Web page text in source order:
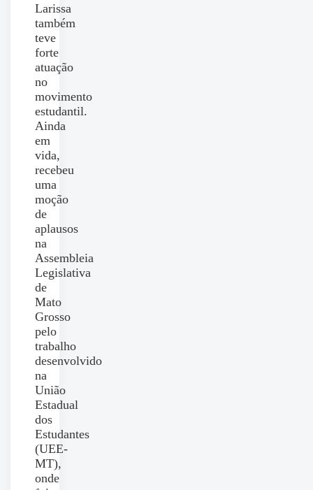
Larissa
também
teve
forte
atuação
no
movimento
estudantil.
Ainda
em
vida,
recebeu
uma
moção
de
aplausos
na
Assembleia
Legislativa
de
Mato
Grosso
pelo
trabalho
desenvolvido
na
União
Estadual
dos
Estudantes
(UEE-
MT),
onde